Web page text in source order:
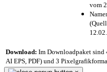
vom
Download: Im Downloadpaket sind
AI EPS, PDF) und 3